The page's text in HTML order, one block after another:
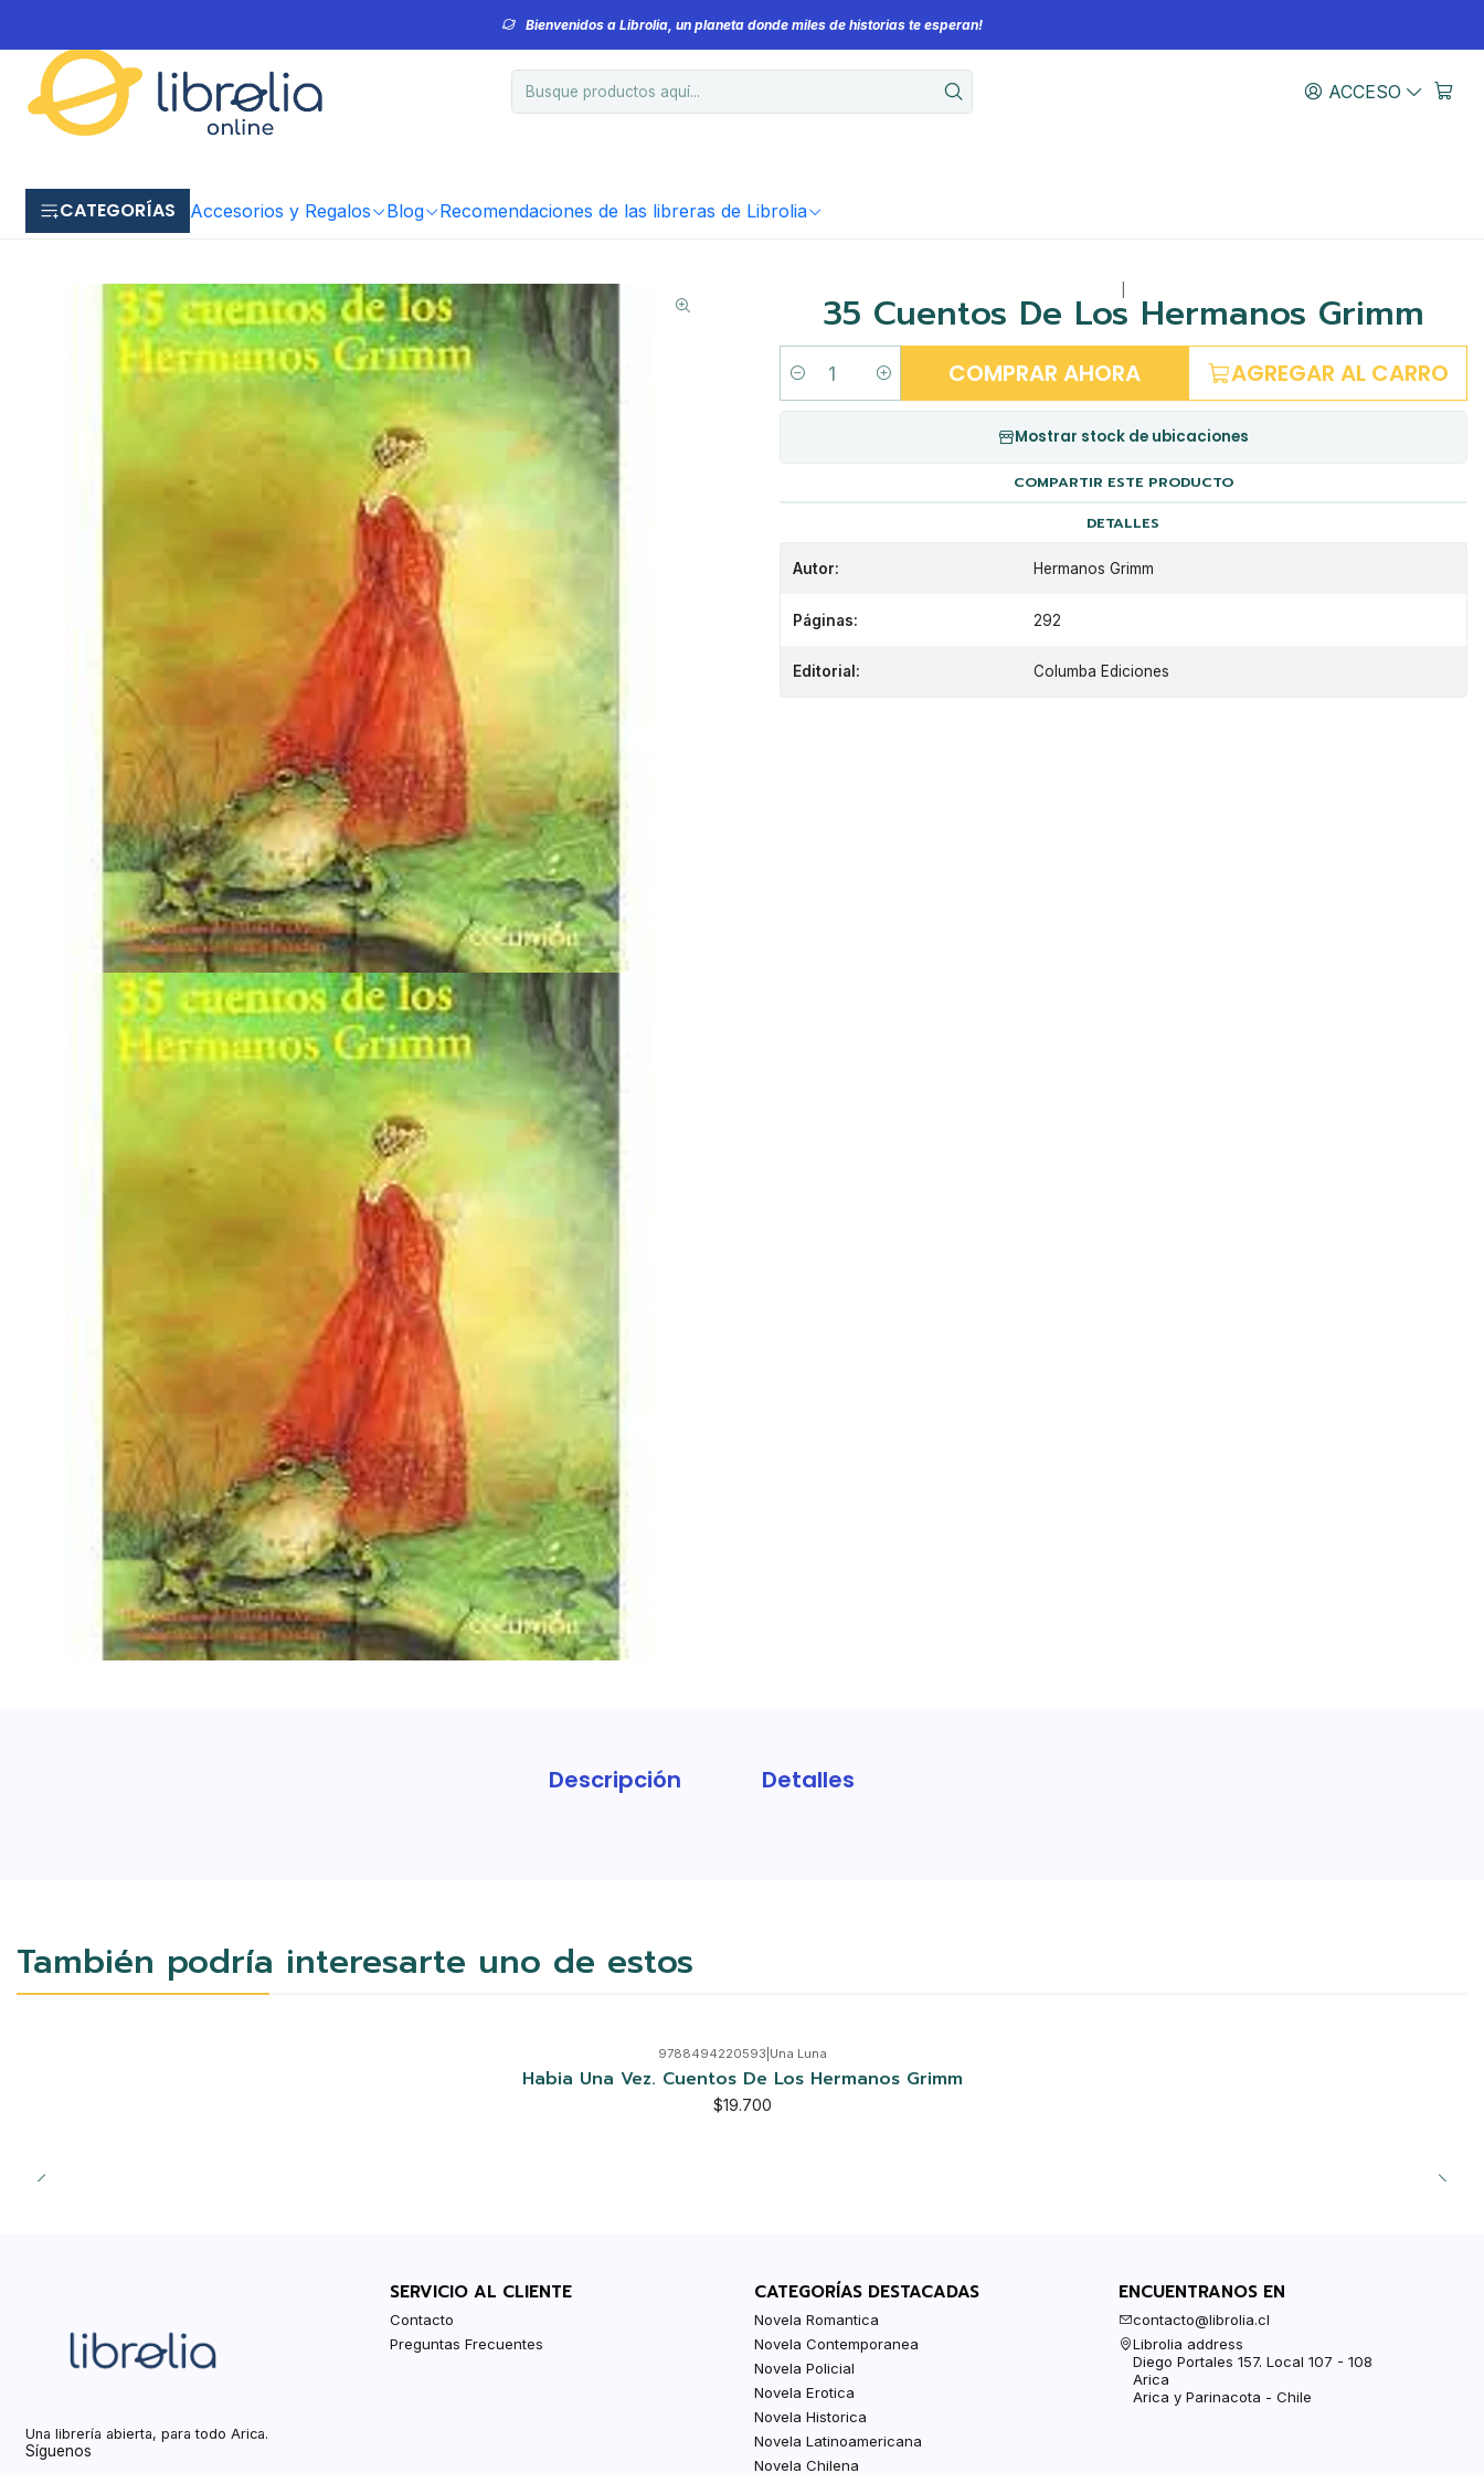
ACCESO
CATEGORÍAS Accesorios y Regalos Blog Recomendaciones de las libreras de Librolia
Bienvenidos a Librolia, un planeta donde miles de historias te esperan!
35 Cuentos De Los Hermanos Grimm
Cantidad AGREGAR AL CARRO
COMPRAR AHORA
Mostrar stock de ubicaciones
COMPARTIR ESTE PRODUCTO
DETALLES
Autor: Hermanos Grimm
Páginas: 292
Editorial: Columba Ediciones
Descripción Detalles
También podría interesarte uno de estos
9788494220593 Una Luna
Habia Una Vez. Cuentos De Los Hermanos Grimm
$19.700
Una librería abierta, para todo Arica.
Síguenos
SERVICIO AL CLIENTE
Contacto
Preguntas Frecuentes
CATEGORÍAS DESTACADAS
Novela Romantica
Novela Contemporanea
Novela Policial
Novela Erotica
Novela Historica
Novela Latinoamericana
Novela Chilena
ENCUENTRANOS EN
contacto@librolia.cl
Librolia address
Diego Portales 157. Local 107 - 108
Arica
Arica y Parinacota - Chile